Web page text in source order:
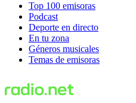
Top 100 emisoras
Podcast
Deporte en directo
En tu zona
Géneros musicales
Temas de emisoras